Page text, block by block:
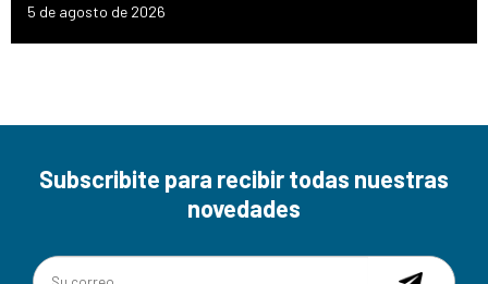
5 de agosto de 2026
Subscribite para recibir todas nuestras
novedades